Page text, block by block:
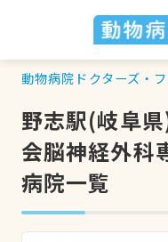
動物病院ドクターズ・
野志駅(岐阜
会脳神経外科
病院一覧